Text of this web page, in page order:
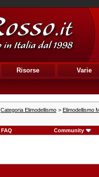
Risorse Varie
Categoria Elimodellismo > Elimodellismo
FAQ Community